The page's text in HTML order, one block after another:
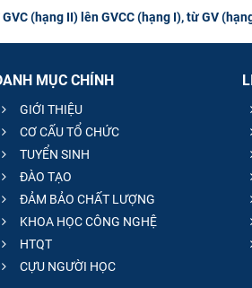
(hạng II) lên GVCC (hạng I), từ GV
MỤC CHÍNH
GIỚI THIỆU
CƠ CẤU TỔ CHỨC
TUYỂN SINH
ĐÀO TẠO
ĐẢM BẢO CHẤT LƯỢNG
KHOA HỌC CÔNG NGHỆ
HTQT
CỰU NGƯỜI HỌC